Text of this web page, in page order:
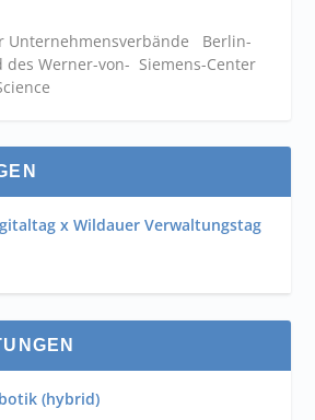
Unternehmensverbände Berlin-
Werner-von- Siemens-Center
x Wildauer Verwaltungstag
(hybrid)